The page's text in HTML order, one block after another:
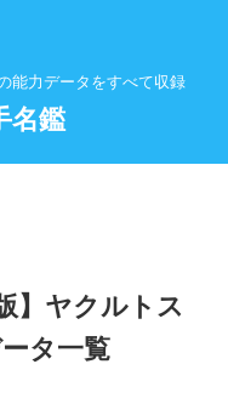
能力データをすべて収録
名鑑
】ヤクルトス
タ一覧